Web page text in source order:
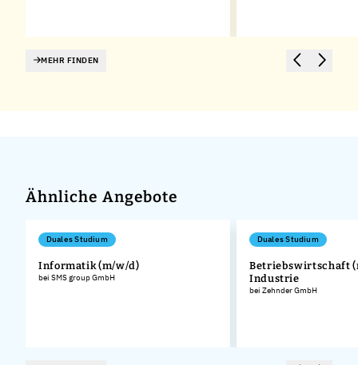
MEHR FINDEN
Ähnliche Angebote
Duales Studium
Informatik (m/w/d)
bei SMS group GmbH
Duales Studium
Betriebswirtschaft
Industrie
bei Zehnder GmbH